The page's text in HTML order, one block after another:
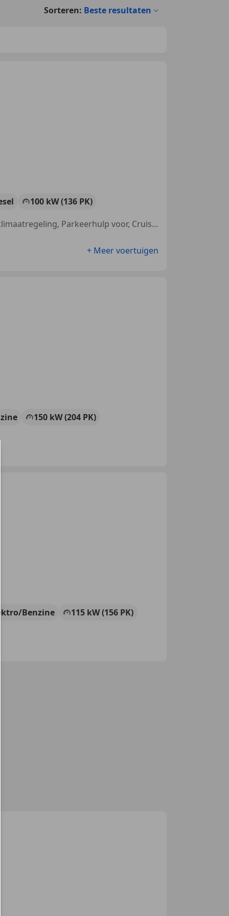
Sorteren: Beste resultaten
100 kW (136 PK)
Alarm, Elektrische stoelverstelling, Navigatiesysteem, Automatische klimaatregeling, Parkeerhulp voor, Cruise control, Lichtmetalen velgen, Lendensteun
+ Meer voertuigen
150 kW (204 PK)
Benzine
115 kW (156 PK)